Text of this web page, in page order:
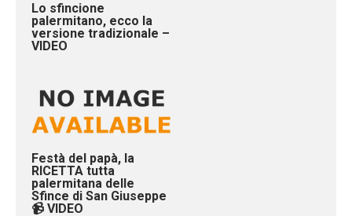
Lo sfincione
palermitano, ecco la
versione tradizionale –
VIDEO
Festà del papà, la
RICETTA tutta
palermitana delle
Sfince di San Giuseppe
📹 VIDEO